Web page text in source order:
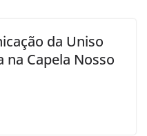
da Uniso
Capela Nosso